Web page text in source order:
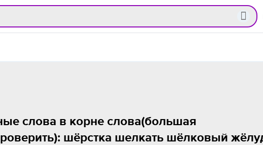
слова в корне слова(большая
шёрстка шелкать шёлковый